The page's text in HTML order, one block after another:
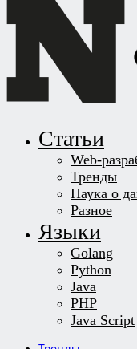
Статьи
Web-
Тренды
Наука о
Разное
Языки
Golang
Python
Java
PHP
Java Script